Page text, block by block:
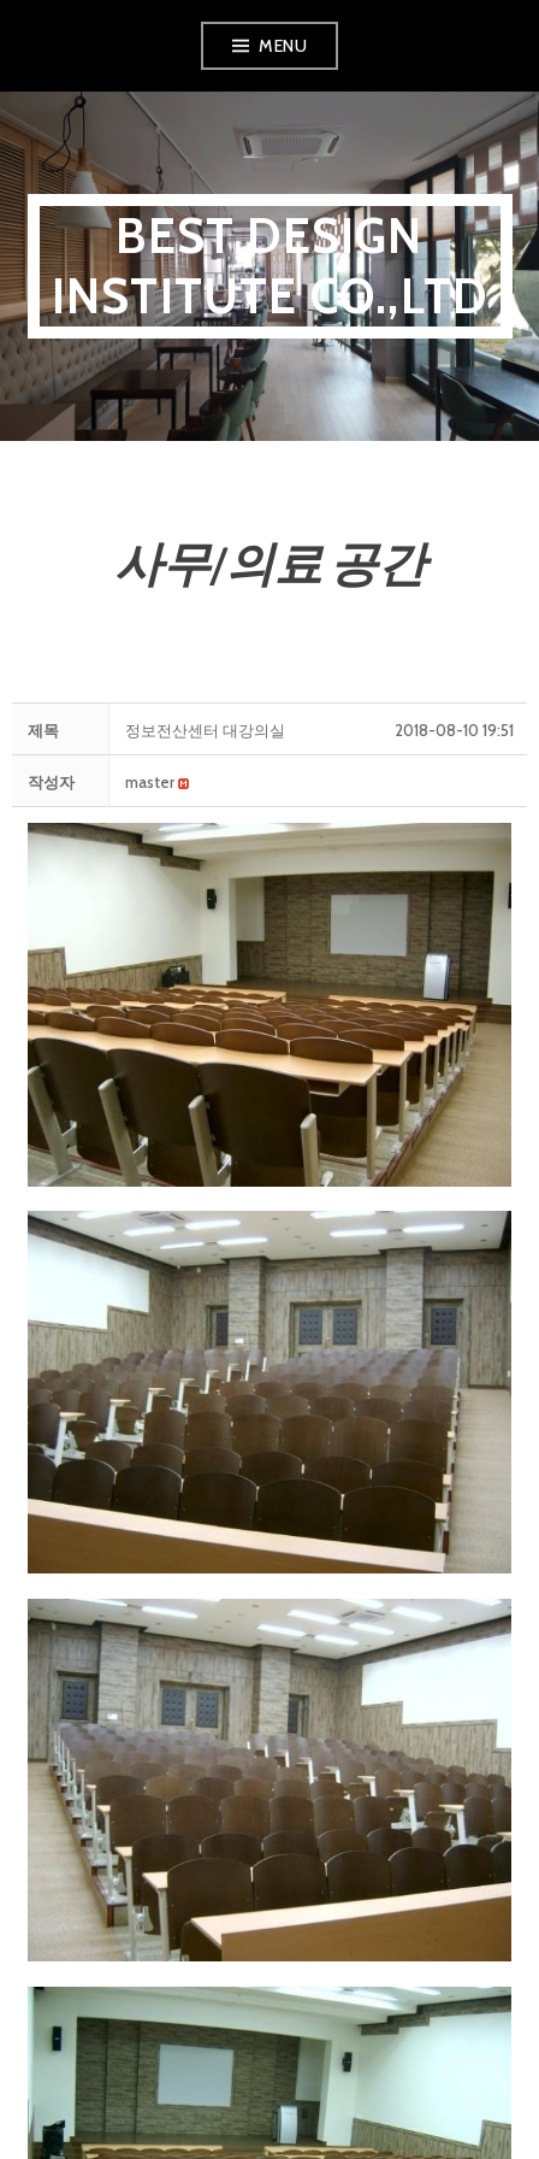
MENU
BEST DESIGN
INSTITUTE CO.,LTD
사무/의료 공간
제목 정보전산센터 대강의실 2018-08-10 19:51
작성자 master